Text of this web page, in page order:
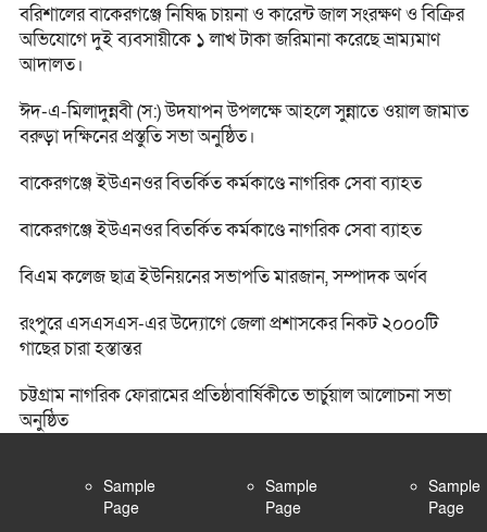
বরিশালের বাকেরগঞ্জে নিষিদ্ধ চায়না ও কারেন্ট জাল সংরক্ষণ ও বিক্রির
অভিযোগে দুই ব্যবসায়ীকে ১ লাখ টাকা জরিমানা করেছে ভ্রাম্যমাণ
আদালত।
ঈদ-এ-মিলাদুন্নবী (স:) উদযাপন উপলক্ষে আহলে সুন্নাতে ওয়াল জামাত
বরুড়া দক্ষিনের প্রস্তুতি সভা অনুষ্ঠিত।
বাকেরগঞ্জে ইউএনওর বিতর্কিত কর্মকাণ্ডে নাগরিক সেবা ব্যাহত
বাকেরগঞ্জে ইউএনওর বিতর্কিত কর্মকাণ্ডে নাগরিক সেবা ব্যাহত
বিএম কলেজ ছাত্র ইউনিয়নের সভাপতি মারজান, সম্পাদক অর্ণব
রংপুরে এসএসএস-এর উদ্যোগে জেলা প্রশাসকের নিকট ২০০০টি
গাছের চারা হস্তান্তর
চট্টগ্রাম নাগরিক ফোরামের প্রতিষ্ঠাবার্ষিকীতে ভার্চুয়াল আলোচনা সভা
অনুষ্ঠিত
Sample
Page
Sample
Page
Sample
Page